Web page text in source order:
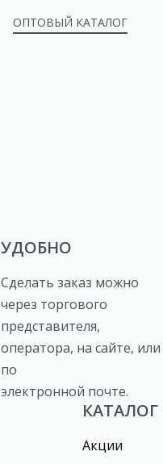
ОПТОВЫЙ КАТАЛОГ
УДОБНО
Сделать заказ можно
через торгового
представителя,
оператора, на сайте, или
по
электронной почте.
КАТАЛОГ
Акции